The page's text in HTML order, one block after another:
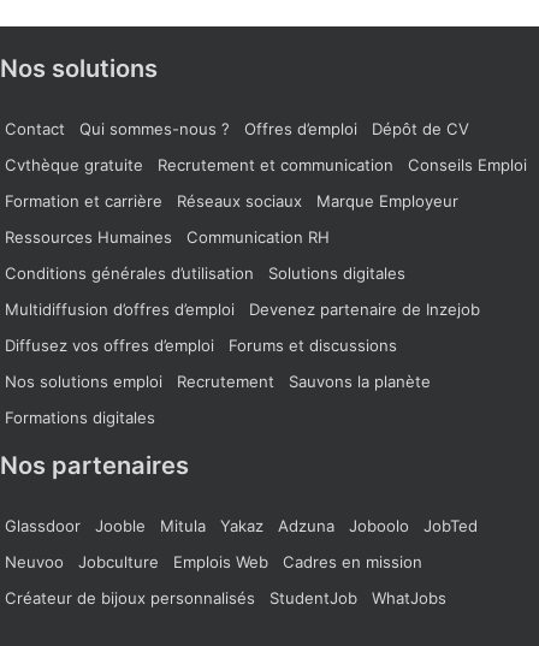
Nos solutions
Contact Qui sommes-nous ? Offres d’emploi
Dépôt de CV
Cvthèque gratuite
Recrutement et communication
Conseils Emploi
Formation et carrière
Réseaux sociaux
Marque Employeur
Ressources Humaines
Communication RH
Conditions générales d’utilisation
Solutions digitales
Multidiffusion d’offres d’emploi
Devenez partenaire de Inzejob
Diffusez vos offres d’emploi
Forums et discussions
Nos solutions emploi
Recrutement
Sauvons la planète
Formations digitales
Nos partenaires
Glassdoor Jooble Mitula Yakaz Adzuna Joboolo
JobTed
Neuvoo
Jobculture Emplois Web
Cadres en mission
Créateur de bijoux personnalisés
StudentJob WhatJobs